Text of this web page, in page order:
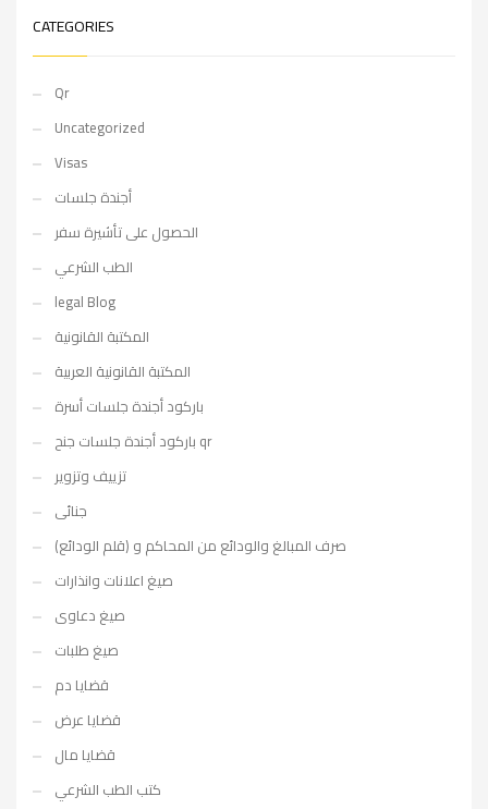
CATEGORIES
Qr
Uncategorized
Visas
أجندة جلسات
الحصول على تأشيرة سفر
الطب الشرعي
legal Blog
المكتبة القانونية
المكتبة القانونية العربية
باركود أجندة جلسات أسرة
باركود أجندة جلسات جنح qr
تزييف وتزوير
جنائى
صرف المبالغ والودائع من المحاكم و (قلم الودائع)
صيغ اعلانات وانذارات
صيغ دعاوى
صيغ طلبات
قضايا دم
قضايا عرض
قضايا مال
كتب الطب الشرعي